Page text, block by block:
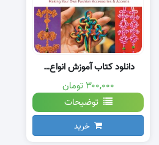
دانلود کتاب آموزش انواع گره های تزیینی
۳۰۰,۰۰۰ تومان
توضیحات
خرید